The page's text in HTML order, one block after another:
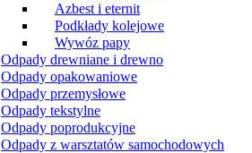
Azbest i eternit
Podkłady kolejowe
Wywóz papy
Odpady drewniane i drewno
Odpady opakowaniowe
Odpady przemysłowe
Odpady tekstylne
Odpady poprodukcyjne
Odpady z warsztatów samochodowych